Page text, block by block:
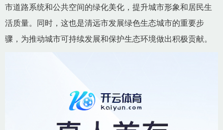
市道路系统和公共空间的绿化美化，提升城市形象和居民生
活质量。同时，这也是清远市发展绿色生态城市的重要步
骤，为推动城市可持续发展和保护生态环境做出积极贡献。